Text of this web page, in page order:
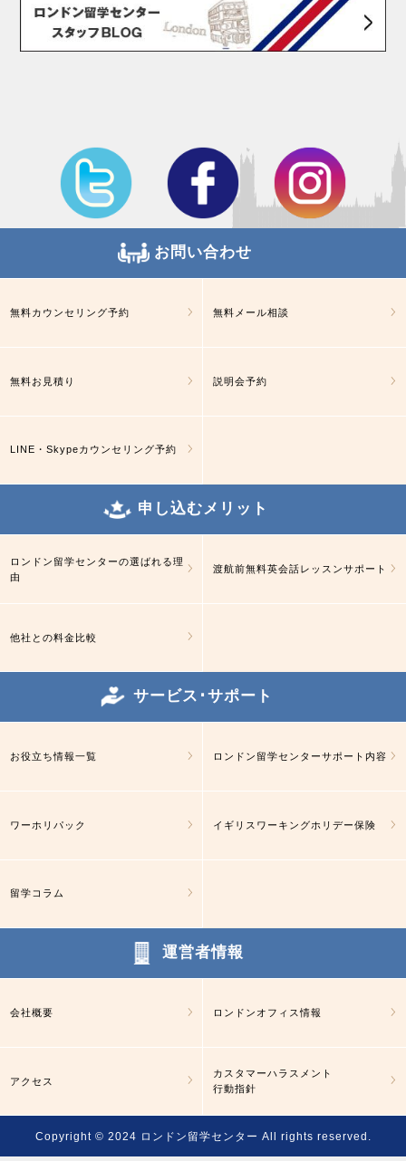
お問い合わせ
無料カウンセリング予約 無料メール相談
無料お見積り 説明会予約
LINE・Skypeカウンセリング予約
申し込むメリット
ロンドン留学センターの選ばれる理
由
渡航前無料英会話レッスンサポート
他社との料金比較
サービス･サポート
お役立ち情報一覧 ロンドン留学センターサポート内容
ワーホリパック イギリスワーキングホリデー保険
留学コラム
運営者情報
会社概要 ロンドンオフィス情報
アクセス
カスタマーハラスメント
行動指針
Copyright © 2024 ロンドン留学センター All rights reserved.